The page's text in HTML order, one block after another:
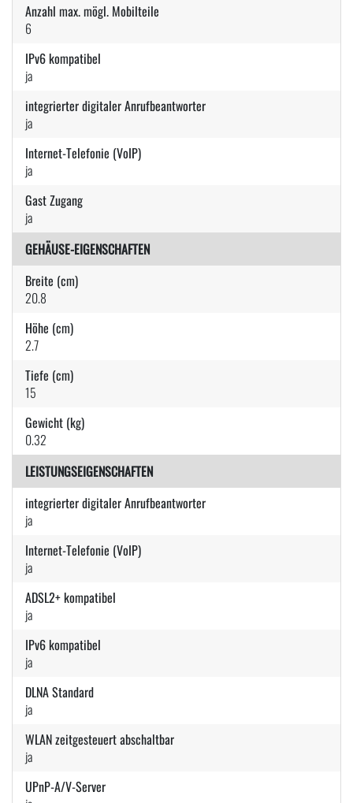
Anzahl max. mögl. Mobilteile
6
IPv6 kompatibel
ja
integrierter digitaler Anrufbeantworter
ja
Internet-Telefonie (VoIP)
ja
Gast Zugang
ja
GEHÄUSE-EIGENSCHAFTEN
Breite (cm)
20.8
Höhe (cm)
2.7
Tiefe (cm)
15
Gewicht (kg)
0.32
LEISTUNGSEIGENSCHAFTEN
integrierter digitaler Anrufbeantworter
ja
Internet-Telefonie (VoIP)
ja
ADSL2+ kompatibel
ja
IPv6 kompatibel
ja
DLNA Standard
ja
WLAN zeitgesteuert abschaltbar
ja
UPnP-A/V-Server